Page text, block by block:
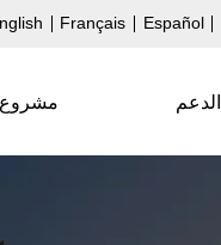
Français Español
مشروع الدعم